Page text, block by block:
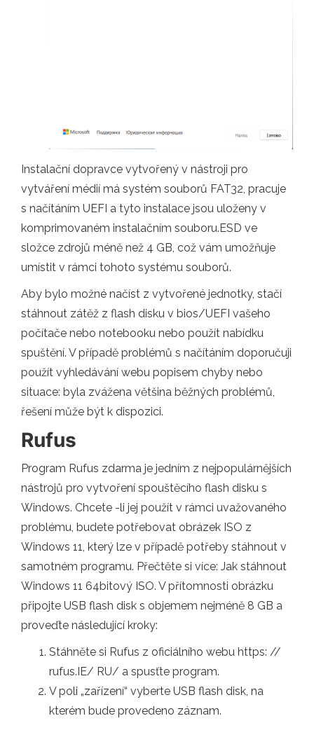
Instalační dopravce vytvořený v nástroji pro
vytváření médií má systém souborů FAT32, pracuje
s načítáním UEFI a tyto instalace jsou uloženy v
komprimovaném instalačním souboru.ESD ve
složce zdrojů méně než 4 GB, což vám umožňuje
umístit v rámci tohoto systému souborů.
Aby bylo možné načíst z vytvořené jednotky, stačí
stáhnout zátěž z flash disku v bios/UEFI vašeho
počítače nebo notebooku nebo použít nabídku
spuštění. V případě problémů s načítáním doporučuji
použít vyhledávání webu popisem chyby nebo
situace: byla zvážena většina běžných problémů,
řešení může být k dispozici.
Rufus
Program Rufus zdarma je jedním z nejpopulárnějších
nástrojů pro vytvoření spouštěcího flash disku s
Windows. Chcete -li jej použít v rámci uvažovaného
problému, budete potřebovat obrázek ISO z
Windows 11, který lze v případě potřeby stáhnout v
samotném programu. Přečtěte si více: Jak stáhnout
Windows 11 64bitový ISO. V přítomnosti obrázku
připojte USB flash disk s objemem nejméně 8 GB a
proveďte následující kroky:
Stáhněte si Rufus z oficiálního webu https: //
rufus.IE/ RU/ a spusťte program.
V poli „zařízení“ vyberte USB flash disk, na
kterém bude provedeno záznam.